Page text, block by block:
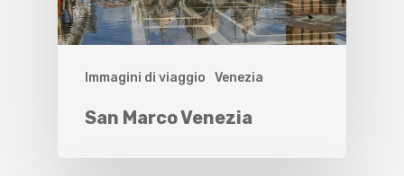
Immagini di viaggio Venezia
San Marco Venezia